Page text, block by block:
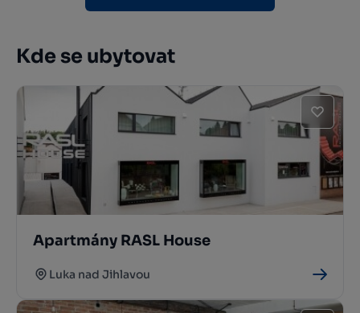
Kde se ubytovat
Apartmány RASL House
Luka nad Jihlavou